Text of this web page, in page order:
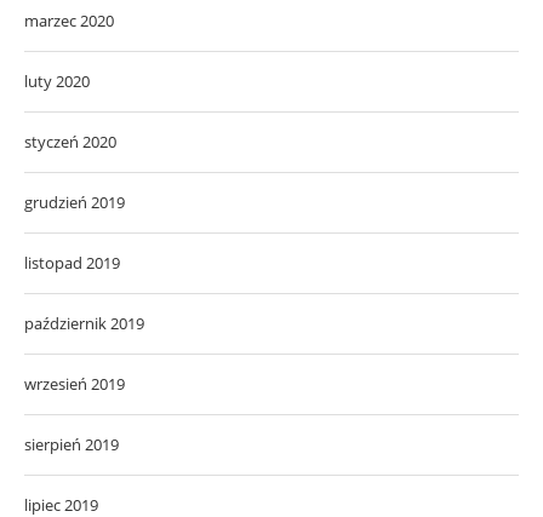
marzec 2020
luty 2020
styczeń 2020
grudzień 2019
listopad 2019
październik 2019
wrzesień 2019
sierpień 2019
lipiec 2019